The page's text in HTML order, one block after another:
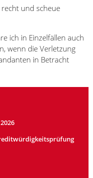
und scheue
ich in Einzelfällen auch
wenn die Verletzung
in Betracht